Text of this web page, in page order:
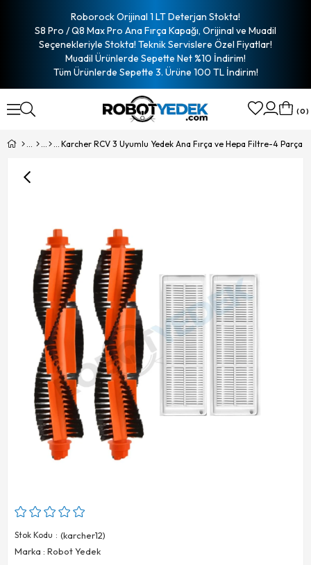
Roborock Orijinal 1 LT Deterjan Stokta!
S8 Pro / Q8 Max Pro Ana Fırça Kapağı, Orijinal ve Muadil
Seçenekleriyle Stokta! Teknik Servislere Özel Fiyatlar!
Muadil Ürünlerde Sepette Net %10 İndirim!
Tüm Ürünlerde Sepette 3. Ürüne 100 TL İndirim!
0
Karcher RCV 3 Uyumlu Yedek Ana Fırça ve Hepa Filtre-4 Parça
Stok Kodu
(karcher12)
Marka : Robot Yedek